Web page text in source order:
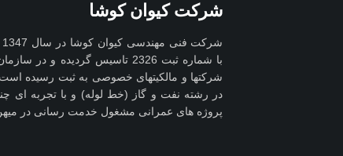
شرکت کیوان کوشا
با شماره ثبت 2326 تاسیس گردیده
شرکتها و مالکیتهای خصوصی به ثبت رسیده
در رشته نفت و گاز (خط لوله) و با تجربه ای
پروژه های عمرانی مشغول خدمت رسانی در